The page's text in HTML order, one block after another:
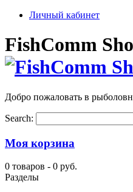
Личный кабинет
FishComm
Добро пожаловать в
Search:
Моя корзина
0 товаров - 0 руб.
Разделы